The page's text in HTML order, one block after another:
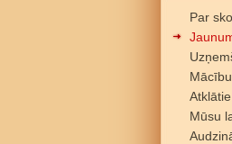
Par
Mūsu